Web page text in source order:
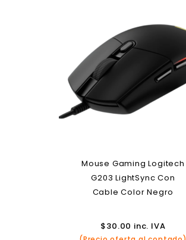
Mouse Gaming Logitech
G203 LightSync Con
Cable Color Negro
$30.00 inc. IVA